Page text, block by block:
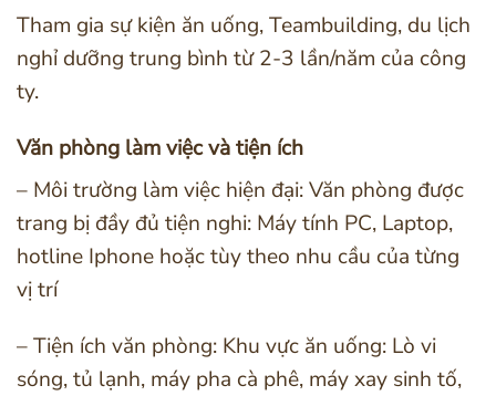
Tham gia sự kiện ăn uống, Teambuilding, du lịch
nghỉ dưỡng trung bình từ 2-3 lần/năm của công
ty.
Văn phòng làm việc và tiện ích
– Môi trường làm việc hiện đại: Văn phòng được
trang bị đầy đủ tiện nghi: Máy tính PC, Laptop,
hotline Iphone hoặc tùy theo nhu cầu của từng
vị trí
– Tiện ích văn phòng: Khu vực ăn uống: Lò vi
sóng, tủ lạnh, máy pha cà phê, máy xay sinh tố,